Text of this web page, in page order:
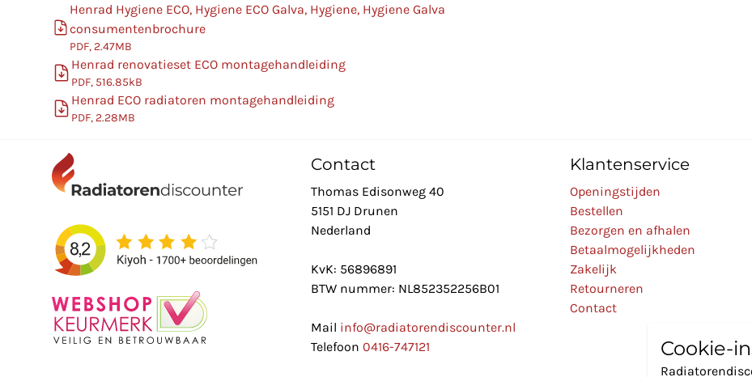
Henrad Hygiene ECO, Hygiene ECO Galva, Hygiene, Hygiene Galva
consumentenbrochure
PDF, 2.47MB
Henrad renovatieset ECO montagehandleiding
PDF, 516.85kB
Henrad ECO radiatoren montagehandleiding
PDF, 2.28MB
Contact
Thomas Edisonweg 40
5151 DJ Drunen
Nederland
KvK: 56896891
BTW nummer: NL852352256B01
Mail info@radiatorendiscounter.nl
Telefoon 0416-747121
Klantenservice
Openingstijden
Bestellen
Bezorgen en afhalen
Betaalmogelijkheden
Zakelijk
Retourneren
Contact
Cookie-